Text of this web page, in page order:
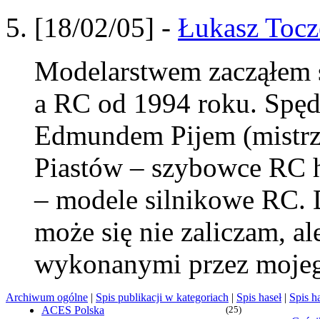
[18/02/05] - Łukasz
Modelarstwem
a RC od 1994 roku.
Edmundem Pijem
Piastów – szybowce
– modele silnikowe RC.
może się nie zaliczam,
wykonanymi przez
Archiwum ogólne | Spis publikacji w kategoriach | Spis haseł| Spis
ACES Polska
(25)